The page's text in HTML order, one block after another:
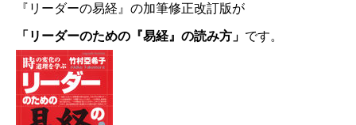
『リーダーの易経』の加筆修正改訂版が
「リーダーのための『易経』の読み方」 です。